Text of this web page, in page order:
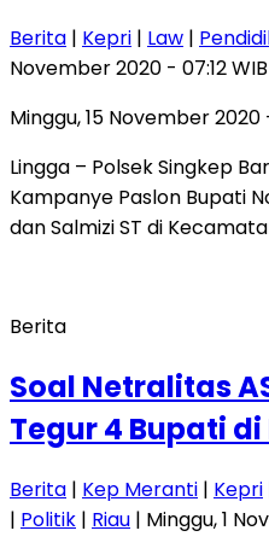
Berita | Kepri | Law |
November 2020 - 07:12 WIB
Minggu, 15 November 2020
Lingga – Polsek Singkep
Kampanye Paslon Bupati
dan Salmizi ST di
Berita
Soal Netralitas
Tegur 4 Bupati
Berita | Kep Meranti | Kepri
| Politik | Riau | Minggu, 1